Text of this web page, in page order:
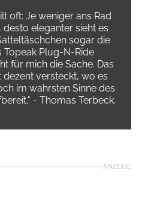
oft: Je weniger ans Rad
eleganter sieht es
sogar die
Topeak Plug-N-Ride
für mich die Sache. Das
versteckt, wo es
im wahrsten Sinne des
- Thomas Terbeck.
ANZEIGE